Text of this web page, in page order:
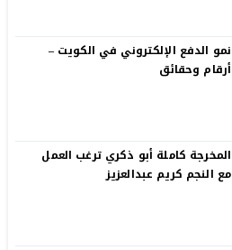
نمو الدفع الإلكتروني في الكويت –
أرقام وحقائق
المخرجة كاملة أبو ذكري ترغب العمل
مع النجم كريم عبدالعزيز